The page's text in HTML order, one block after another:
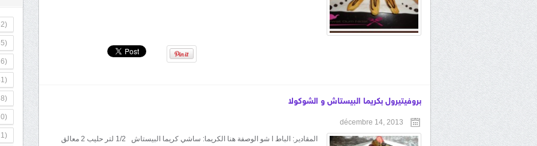
بروفيتيرول بكريما البيستاش و الشوكولا
décembre 14, 2013
المقادير: الباط ا شو الوصفة هنا الكريما: ساشي كريما البيستاش 1/2 لتر حليب 2 معالق